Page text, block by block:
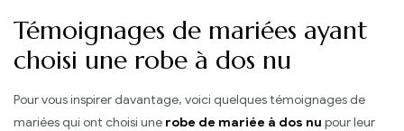
Témoignages de mariées ayant
choisi une robe à dos nu
Pour vous inspirer davantage, voici quelques témoignages de
mariées qui ont choisi une robe de mariée à dos nu pour leur